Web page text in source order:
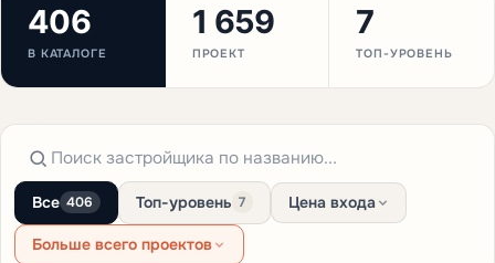
406
В КАТАЛОГЕ
1 659
ПРОЕКТ
7
ТОП-УРОВЕНЬ
Все 406 Топ-уровень 7 Цена входа
Больше всего проектов